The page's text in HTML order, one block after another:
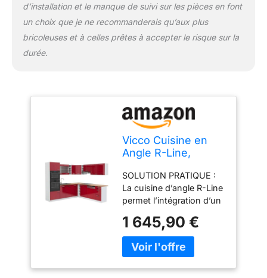
compris dans la
livraison).
d’installation et le manque de suivi sur les pièces en font
un choix que je ne recommanderais qu’aux plus
bricoleuses et à celles prêtes à accepter le risque sur la
durée.
Vicco Cuisine en
Angle R-Line,
Brillant/Blanc, 247 x
237 cm
SOLUTION PRATIQUE :
La cuisine d’angle R-Line
permet l’intégration d’un
dans une colonne haute.
Des façades entièrement
intégrées pour lave-
1 645,90 €